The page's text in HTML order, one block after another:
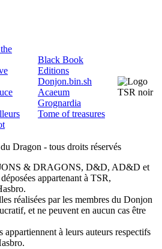
Black Book
Editions
Donjon.bin.sh
Acaeum
Grognardia
Tome of treasures
Dragon - tous droits réservés
& DRAGONS, D&D, AD&D et
appartenant à TSR,
réalisées par les membres du Donjon
et ne peuvent en aucun cas être
appartiennent à leurs auteurs respectifs